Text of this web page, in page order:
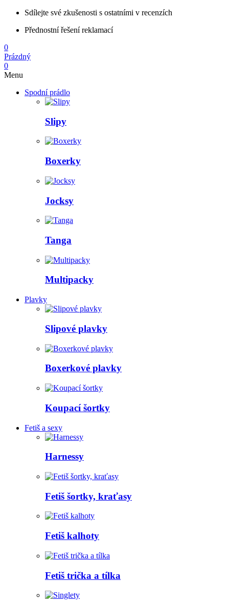
Sdílejte své zkušenosti s ostatními v recenzích
Přednostní řešení reklamací
0
Prázdný
0
Menu
Spodní prádlo
Slipy
Boxerky
Jocksy
Tanga
Multipacky
Plavky
Slipové plavky
Boxerkové plavky
Koupací šortky
Fetiš a sexy
Harnessy
Fetiš šortky, kraťasy
Fetiš kalhoty
Fetiš trička a tílka